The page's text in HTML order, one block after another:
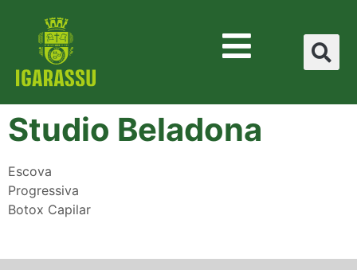
Studio Beladona
Escova
Progressiva
Botox Capilar